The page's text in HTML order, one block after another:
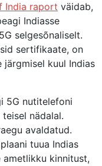
India raport väidab,
Indiasse
selgesõnaliselt.
sertifikaate, on
kuul Indias
5G nutitelefoni
nädalal.
avaldatud.
tuua Indias
ametlikku kinnitust,